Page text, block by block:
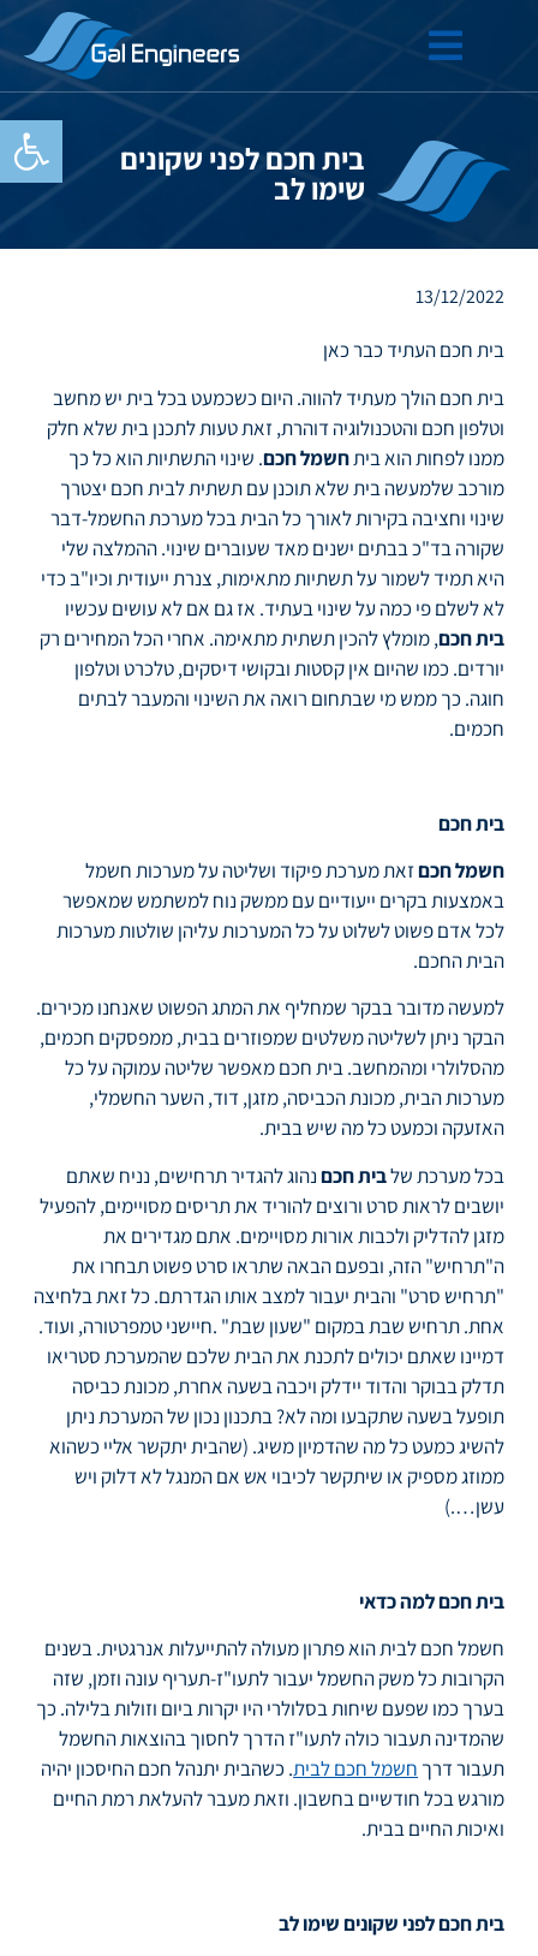
פתח
בית חכם לפני שקונים
שימו לב
13/12/2022
בית חכם העתיד כבר כאן
בית חכם הולך מעתיד להווה. היום כשכמעט בכל בית יש מחשב
וטלפון חכם והטכנולוגיה דוהרת, זאת טעות לתכנן בית שלא חלק
ממנו לפחות הוא ביתחשמל חכם. שינוי התשתיות הוא כל כך
מורכב שלמעשה בית שלא תוכנן עם תשתית לבית חכם יצטרך
שינוי וחציבה בקירות לאורך כל הבית בכל מערכת החשמל-דבר
שקורה בד"כ בבתים ישנים מאד שעוברים שינוי. ההמלצה שלי
היא תמיד לשמור על תשתיות מתאימות, צנרת ייעודית וכיו"ב כדי
לא לשלם פי כמה על שינוי בעתיד. אז גם אם לא עושים עכשיו
בית חכם, מומלץ להכין תשתית מתאימה. אחרי הכל המחירים רק
יורדים. כמו שהיום אין קסטות ובקושי דיסקים, טלכרט וטלפון
חוגה. כך ממש מי שבתחום רואה את השינוי והמעבר לבתים
חכמים.
בית חכם
חשמל חכםזאת מערכת פיקוד ושליטה על מערכות חשמל
באמצעות בקרים ייעודיים עם ממשק נוח למשתמש שמאפשר
לכל אדם פשוט לשלוט על כל המערכות עליהן שולטות מערכות
הבית החכם.
למעשה מדובר בבקר שמחליף את המתג הפשוט שאנחנו מכירים.
הבקר ניתן לשליטה משלטים שמפוזרים בבית, ממפסקים חכמים,
מהסלולרי ומהמחשב. בית חכם מאפשר שליטה עמוקה על כל
מערכות הבית, מכונת הכביסה, מזגן, דוד, השער החשמלי,
האזעקה וכמעט כל מה שיש בבית.
בכל מערכת שלבית חכםנהוג להגדיר תרחישים, נניח שאתם
יושבים לראות סרט ורוצים להוריד את תריסים מסויימים, להפעיל
מזגן להדליק ולכבות אורות מסויימים. אתם מגדירים את
ה"תרחיש" הזה, ובפעם הבאה שתראו סרט פשוט תבחרו את
"תרחיש סרט" והבית יעבור למצב אותו הגדרתם. כל זאת בלחיצה
אחת. תרחיש שבת במקום "שעון שבת" .חיישני טמפרטורה, ועוד.
דמיינו שאתם יכולים לתכנת את הבית שלכם שהמערכת סטריאו
תדלק בבוקר והדוד יידלק ויכבה בשעה אחרת, מכונת כביסה
תופעל בשעה שתקבעו ומה לא? בתכנון נכון של המערכת ניתן
להשיג כמעט כל מה שהדמיון משיג. (שהבית יתקשר אליי כשהוא
ממוזג מספיק או שיתקשר לכיבוי אש אם המנגל לא דלוק ויש
עשן….)
בית חכם למה כדאי
חשמל חכם לבית הוא פתרון מעולה להתייעלות אנרגטית. בשנים
הקרובות כל משק החשמל יעבור לתעו"ז-תעריף עונה וזמן, שזה
בערך כמו שפעם שיחות בסלולרי היו יקרות ביום וזולות בלילה. כך
שהמדינה תעבור כולה לתעו"ז הדרך לחסוך בהוצאות החשמל
תעבור דרך חשמל חכם לבית. כשהבית יתנהל חכם החיסכון יהיה
מורגש בכל חודשיים בחשבון. וזאת מעבר להעלאת רמת החיים
ואיכות החיים בבית.
בית חכם לפני שקונים שימו לב